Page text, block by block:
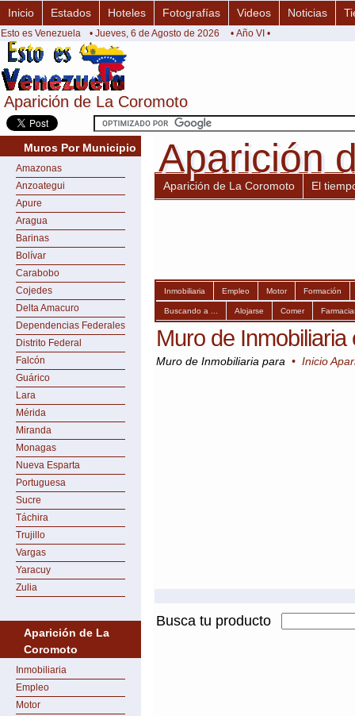
Aparición de La Coromoto
Aparición de La Coromoto
Inicio Estados Hoteles Fotografías Videos Noticias
Esto es Venezuela • Jueves, 6 de Agosto de 2026 • Año VI •
Muros Por Municipio
Amazonas
Anzoategui
Apure
Aragua
Barinas
Bolívar
Carabobo
Cojedes
Delta Amacuro
Dependencias Federales
Distrito Federal
Falcón
Guárico
Lara
Mérida
Miranda
Monagas
Nueva Esparta
Portuguesa
Sucre
Táchira
Trujillo
Vargas
Yaracuy
Zulia
Aparición de La
Coromoto
Inmobiliaria
Empleo
Motor
Aparición
Aparición
Aparición de La Coromoto El
Inmobiliaria Empleo Motor Formación
Buscando a ... Alojarse Comer
Muro de
Muro de Inmobiliaria para • Inicio
Busca tu producto